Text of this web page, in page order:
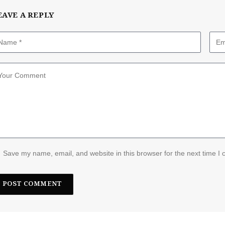
A REPLY
Save my name, email, and website in this browser for the next time I